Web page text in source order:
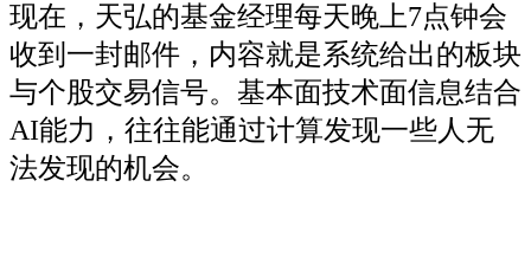
现在，天弘的基金经理每天晚上7点钟会
收到一封邮件，内容就是系统给出的板块
与个股交易信号。基本面技术面信息结合
AI能力，往往能通过计算发现一些人无
法发现的机会。